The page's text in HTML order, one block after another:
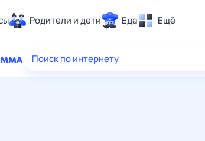
Родители и дети Еда Ещё
Здоровье
Поиск по интернету